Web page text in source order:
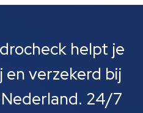
helpt je
en verzekerd bij
24/7